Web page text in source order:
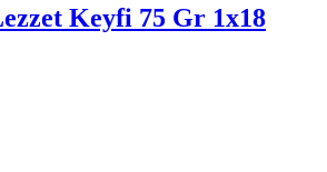
Keyfi 75 Gr 1x18